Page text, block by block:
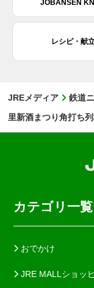
JOBANSEN
レシピ・献
JREメディア 鉄道
里新酒まつり角打ち
カテゴリ一覧
おでかけ
JRE MALLショッ